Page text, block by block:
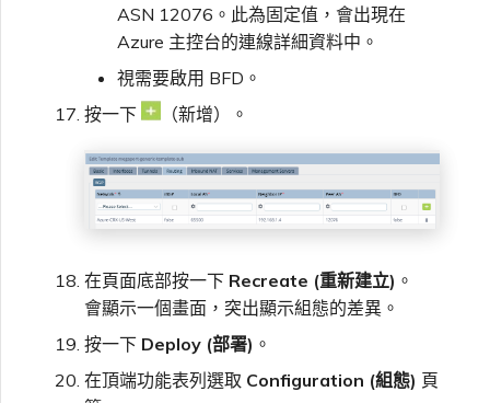
ASN 12076。此為固定值，會出現在
Azure 主控台的連線詳細資料中。
視需要啟用 BFD。
按一下
（新增）。
在頁面底部按一下 Recreate (重新建立) 。
會顯示一個畫面，突出顯示組態的差異。
按一下 Deploy (部署) 。
在頂端功能表列選取 Configuration (組態) 頁